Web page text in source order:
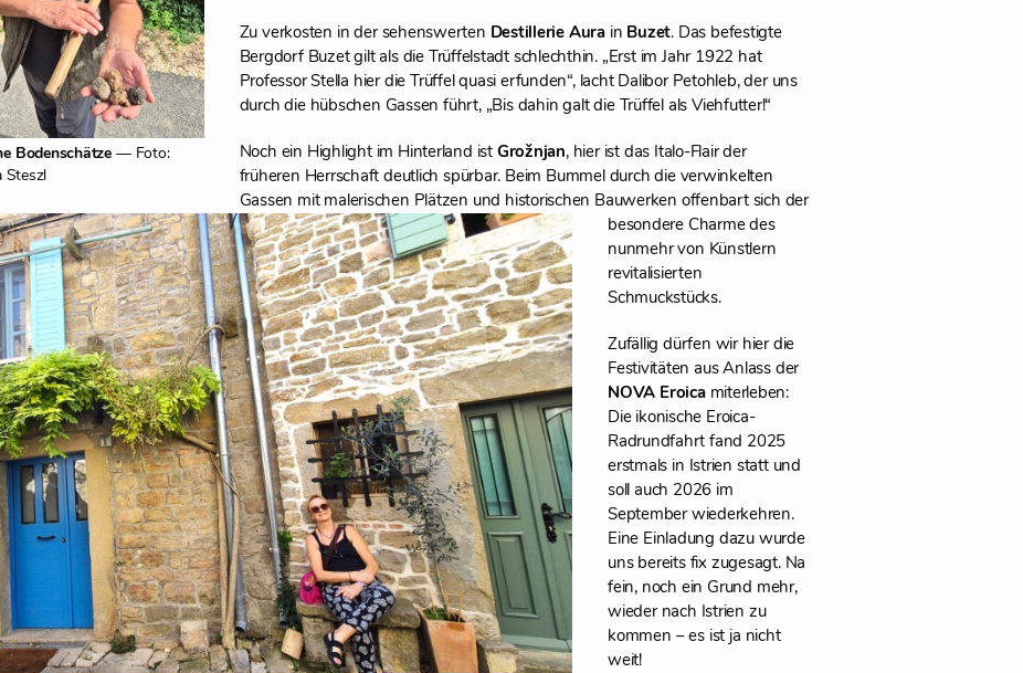
Bodenschätze— Foto:
Steszl
Zu verkosten in der sehenswerten Destillerie Aurain Buzet. Das befestigte
Bergdorf Buzet gilt als die Trüffelstadt schlechthin. „Erst im Jahr 1922 hat
Professor Stella hier die Trüffel quasi erfunden“, lacht Dalibor Petohleb, der uns
durch die hübschen Gassen führt, „Bis dahin galt die Trüffel als Viehfutter!“
Noch ein Highlight im Hinterland ist Grožnjan, hier ist das Italo-Flair der
früheren Herrschaft deutlich spürbar. Beim Bummel durch die verwinkelten
Gassen mit malerischen Plätzen und historischen Bauwerken offenbart sich der
besondere Charme des
nunmehr von Künstlern
revitalisierten
Schmuckstücks.
Zufällig dürfen wir hier die
Festivitäten aus Anlass der
NOVA Eroica miterleben:
Die ikonische Eroica-
Radrundfahrt fand 2025
erstmals in Istrien statt und
soll auch 2026 im
September wiederkehren.
Eine Einladung dazu wurde
uns bereits fix zugesagt. Na
fein, noch ein Grund mehr,
wieder nach Istrien zu
kommen – es ist ja nicht
weit!